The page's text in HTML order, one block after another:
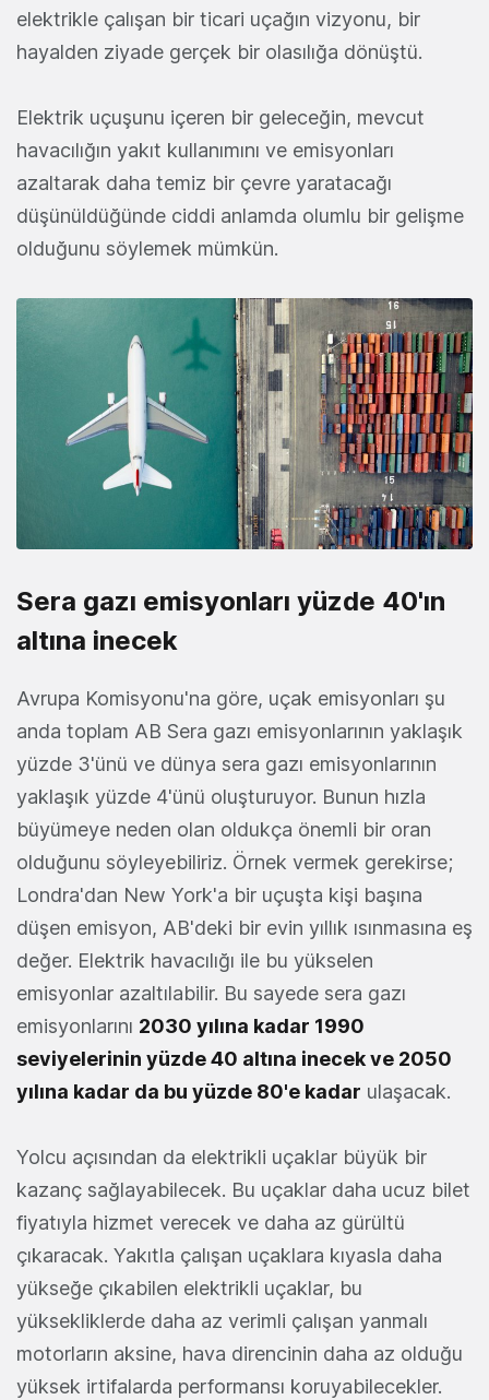
elektrikle çalışan bir ticari uçağın vizyonu, bir
hayalden ziyade gerçek bir olasılığa dönüştü.
Elektrik uçuşunu içeren bir geleceğin, mevcut
havacılığın yakıt kullanımını ve emisyonları
azaltarak daha temiz bir çevre yaratacağı
düşünüldüğünde ciddi anlamda olumlu bir gelişme
olduğunu söylemek mümkün.
Sera gazı emisyonları yüzde 40'ın
altına inecek
Avrupa Komisyonu'na göre, uçak emisyonları şu
anda toplam AB Sera gazı emisyonlarının yaklaşık
yüzde 3'ünü ve dünya sera gazı emisyonlarının
yaklaşık yüzde 4'ünü oluşturuyor. Bunun hızla
büyümeye neden olan oldukça önemli bir oran
olduğunu söyleyebiliriz. Örnek vermek gerekirse;
Londra'dan New York'a bir uçuşta kişi başına
düşen emisyon, AB'deki bir evin yıllık ısınmasına eş
değer. Elektrik havacılığı ile bu yükselen
emisyonlar azaltılabilir. Bu sayede sera gazı
emisyonlarını 2030 yılına kadar 1990
seviyelerinin yüzde 40 altına inecek ve 2050
yılına kadar da bu yüzde 80'e kadar ulaşacak.
Yolcu açısından da elektrikli uçaklar büyük bir
kazanç sağlayabilecek. Bu uçaklar daha ucuz bilet
fiyatıyla hizmet verecek ve daha az gürültü
çıkaracak. Yakıtla çalışan uçaklara kıyasla daha
yükseğe çıkabilen elektrikli uçaklar, bu
yüksekliklerde daha az verimli çalışan yanmalı
motorların aksine, hava direncinin daha az olduğu
yüksek irtifalarda performansı koruyabilecekler.